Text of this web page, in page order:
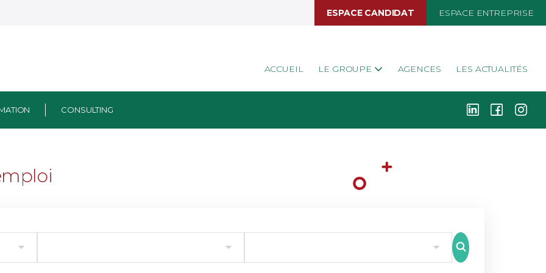
ESPACE CANDIDAT ESPACE ENTREPRISE
ACCUEIL LE GROUPE AGENCES LES ACTUALITÉS
CONSULTING k i j
8